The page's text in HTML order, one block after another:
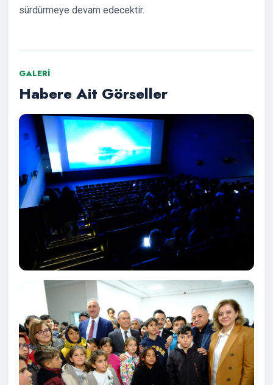
sürdürmeye devam edecektir.
GALERI
Habere Ait Görseller